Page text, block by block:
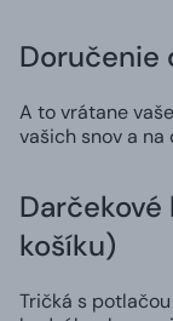
Doručenie
A to vrátane
vašich snov a na
košíku)
Tričká s